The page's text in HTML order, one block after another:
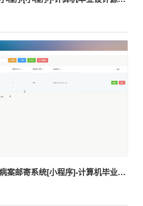
基于微信小程序的病案邮寄系统[小程序]-计算机毕业设计源码+LW文档